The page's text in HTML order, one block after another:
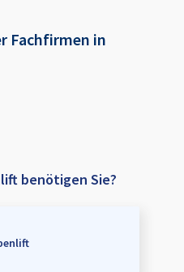
Fachfirmen in
benötigen Sie?